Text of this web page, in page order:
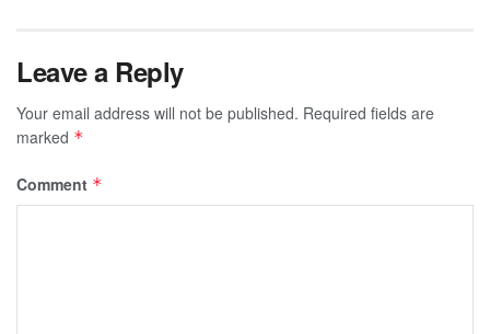
Leave a Reply
Your email address will not be published. Required fields are
marked *
Comment *